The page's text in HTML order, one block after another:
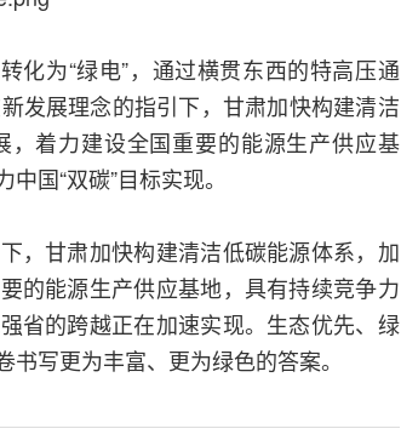
化为“绿电”，通过横贯东西的特高压通
发展理念的指引下，甘肃加快构建清洁
着力建设全国重要的能源生产供应基
国“双碳”目标实现。
，甘肃加快构建清洁低碳能源体系，加
的能源生产供应基地，具有持续竞争力
省的跨越正在加速实现。生态优先、绿
写更为丰富、更为绿色的答案。